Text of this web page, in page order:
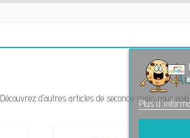
Découvrez d’autres articles de seconde main pour
Plus